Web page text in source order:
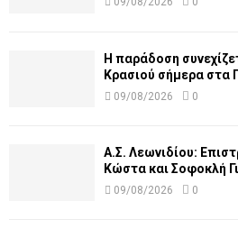
Η παράδοση
Κρασιού σήμερα στα
09/08/2026 0
Α.Σ. Λεωνιδίου:
Κώστα και Σοφοκλή
09/08/2026 0